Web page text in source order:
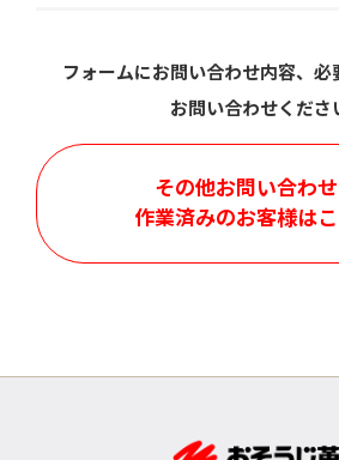
フォームにお問い合わせ内容、
お問い合わせくださ
その他お問い合わせ
作業済みのお客様は